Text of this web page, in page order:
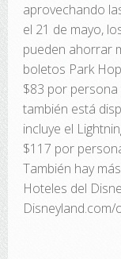
aprovechando
el 21 de mayo,
pueden ahorrar
boletos Park
$83 por persona
también está
incluye el
$117 por
También hay
Hoteles del
Disneyland.com/